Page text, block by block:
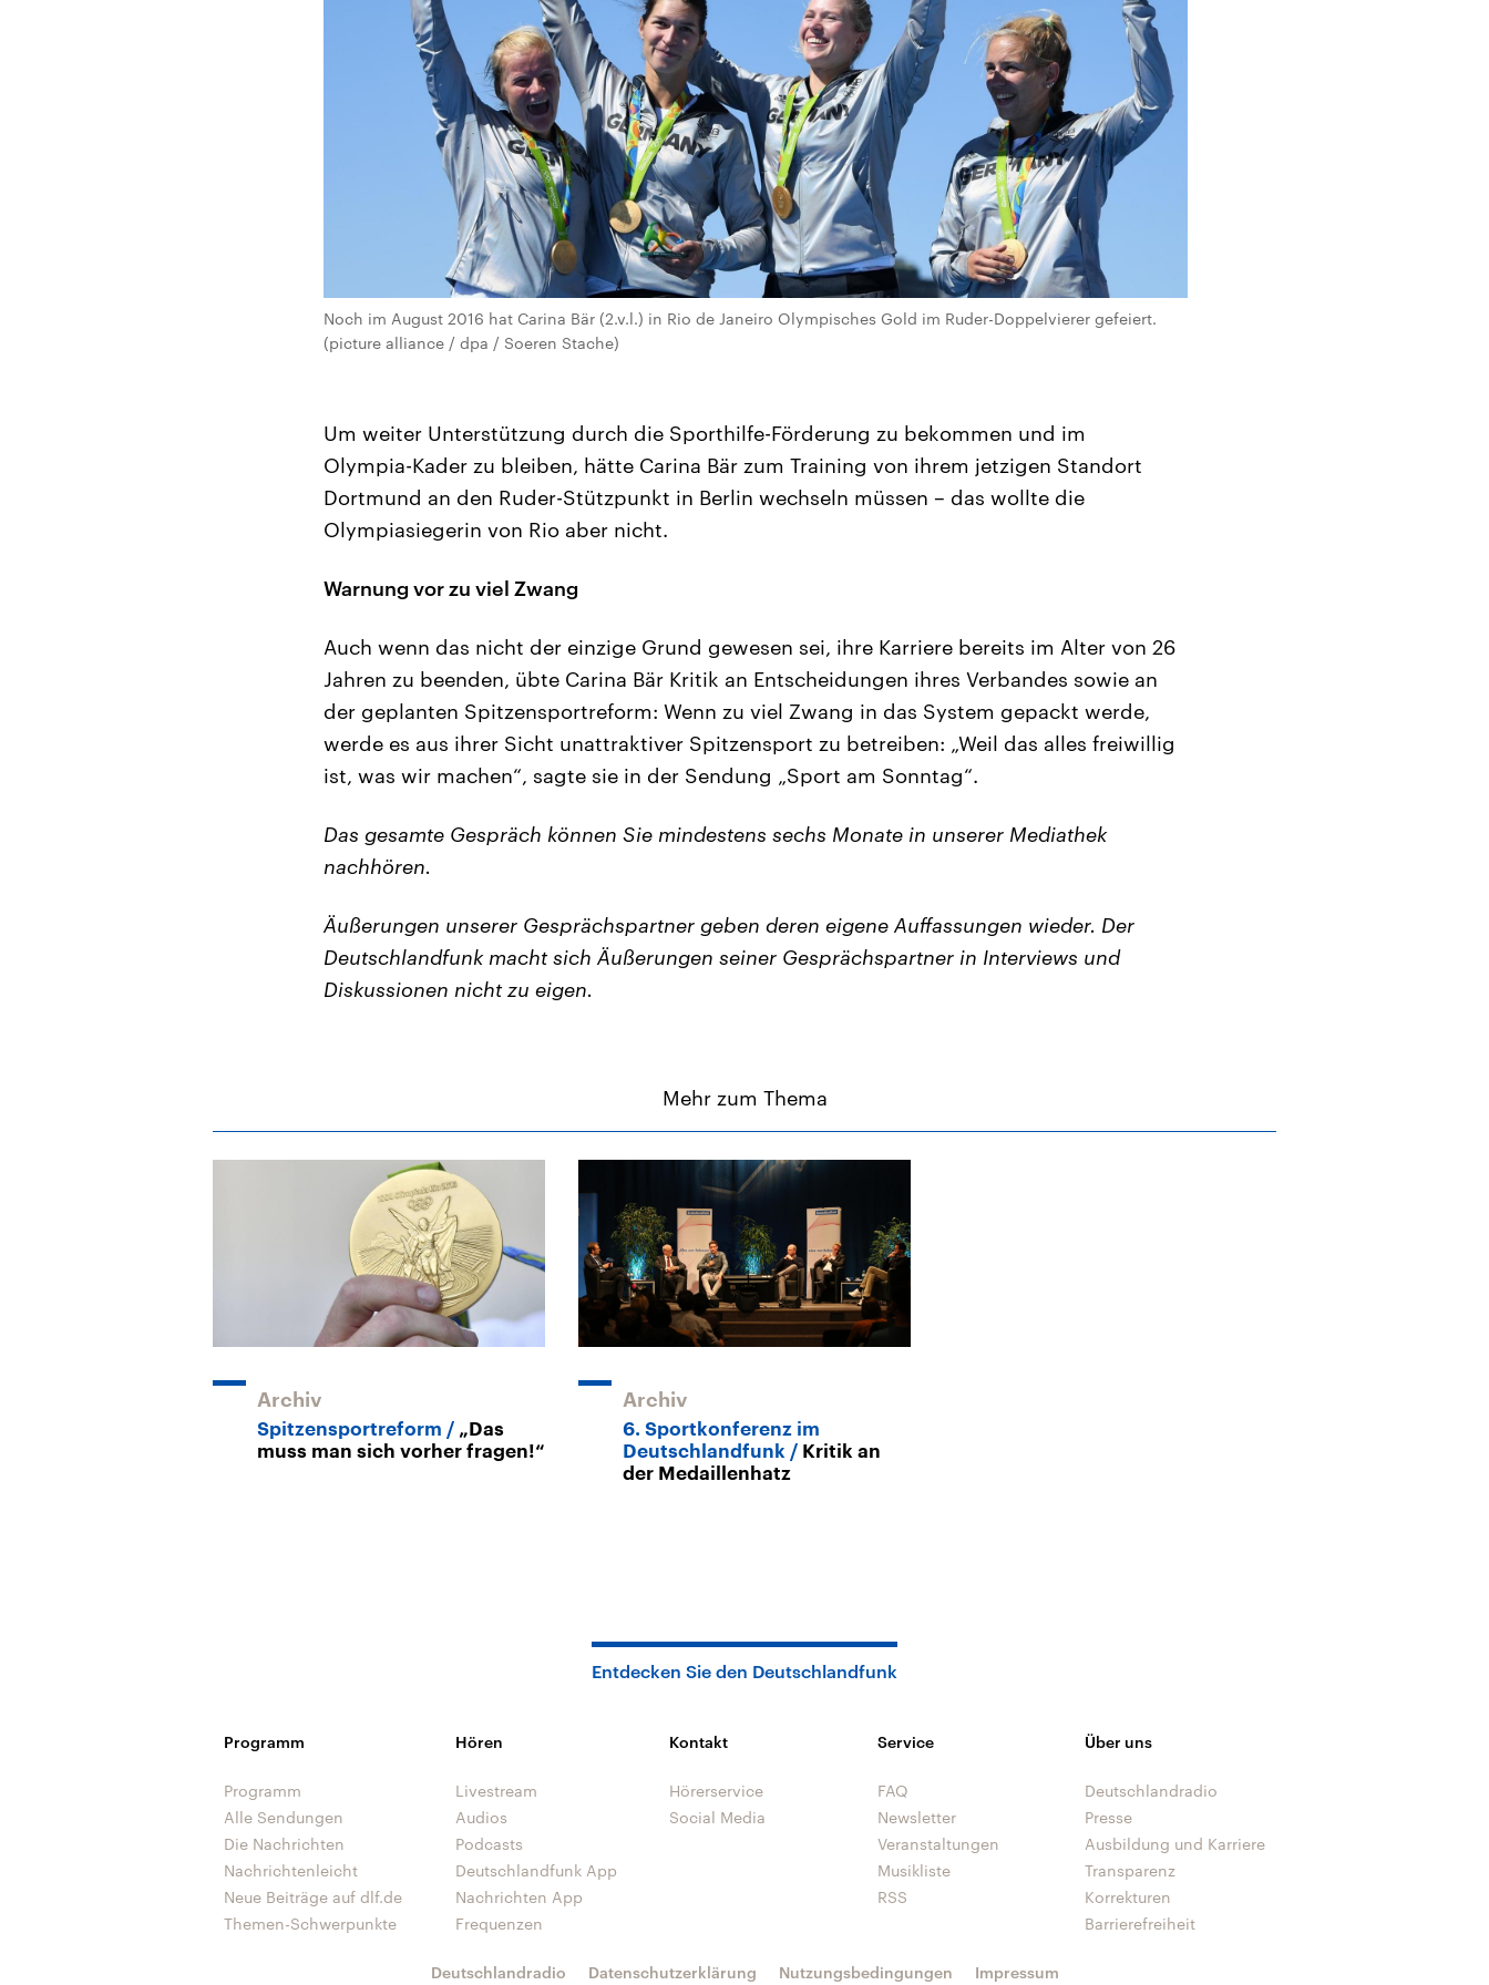
Noch im August 2016 hat Carina Bär (2.v.l.) in Rio de Janeiro Olympisches Gold im Ruder-Doppelvierer gefeiert.
(picture alliance / dpa / Soeren Stache)
Um weiter Unterstützung durch die Sporthilfe-Förderung zu bekommen und im
Olympia-Kader zu bleiben, hätte Carina Bär zum Training von ihrem jetzigen Standort
Dortmund an den Ruder-Stützpunkt in Berlin wechseln müssen – das wollte die
Olympiasiegerin von Rio aber nicht.
Warnung vor zu viel Zwang
Auch wenn das nicht der einzige Grund gewesen sei, ihre Karriere bereits im Alter von 26
Jahren zu beenden, übte Carina Bär Kritik an Entscheidungen ihres Verbandes sowie an
der geplanten Spitzensportreform: Wenn zu viel Zwang in das System gepackt werde,
werde es aus ihrer Sicht unattraktiver Spitzensport zu betreiben: „Weil das alles freiwillig
ist, was wir machen“, sagte sie in der Sendung „Sport am Sonntag“.
Das gesamte Gespräch können Sie mindestens sechs Monate in unserer Mediathek
nachhören.
Äußerungen unserer Gesprächspartner geben deren eigene Auffassungen wieder. Der
Deutschlandfunk macht sich Äußerungen seiner Gesprächspartner in Interviews und
Diskussionen nicht zu eigen.
Mehr zum Thema
Archiv
Spitzensportreform
„Das
muss man sich vorher fragen!“
Archiv
6. Sportkonferenz im
Deutschlandfunk
Kritik an
der Medaillenhatz
Entdecken Sie den Deutschlandfunk
Programm
Programm
Alle Sendungen
Die Nachrichten
Nachrichtenleicht
Neue Beiträge auf dlf.de
Themen-Schwerpunkte
Hören
Livestream
Audios
Podcasts
Deutschlandfunk App
Nachrichten App
Frequenzen
Kontakt
Hörerservice
Social Media
Service
FAQ
Newsletter
Veranstaltungen
Musikliste
RSS
Über uns
Deutschlandradio
Presse
Ausbildung und Karriere
Transparenz
Korrekturen
Barrierefreiheit
Deutschlandradio Datenschutzerklärung Nutzungsbedingungen Impressum